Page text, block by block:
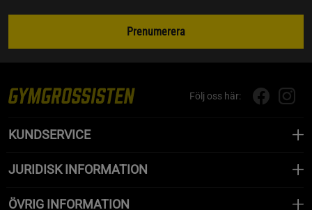
Prenumerera
Följ oss här:
KUNDSERVICE
JURIDISK INFORMATION
ÖVRIG INFORMATION